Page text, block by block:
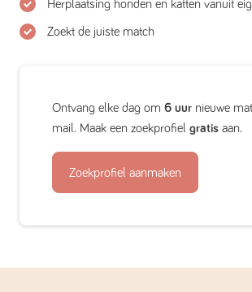
Herplaatsing honden en katten vanuit
Zoekt de juiste match
Ontvang elke dag om 6 uur nieuwe
mail. Maak een zoekprofiel gratis aan.
Zoekprofiel aanmaken